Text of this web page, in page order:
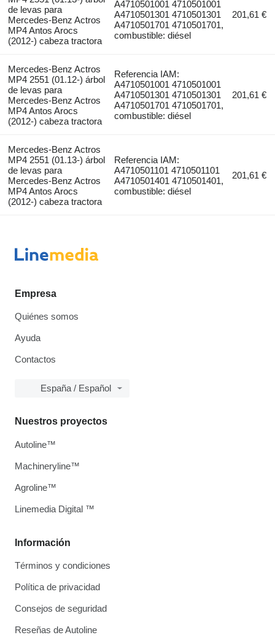
de levas para
Mercedes-Benz Actros
MP4 Antos Arocs
(2012-) cabeza tractora
A4710501001 4710501001
A4710501301 4710501301
A4710501701 4710501701,
combustible: diésel
201,61 €
Mercedes-Benz Actros
MP4 2551 (01.12-) árbol
de levas para
Mercedes-Benz Actros
MP4 Antos Arocs
(2012-) cabeza tractora
Referencia IAM:
A4710501001 4710501001
A4710501301 4710501301
A4710501701 4710501701,
combustible: diésel
201,61 €
Mercedes-Benz Actros
MP4 2551 (01.13-) árbol
de levas para
Mercedes-Benz Actros
MP4 Antos Arocs
(2012-) cabeza tractora
Referencia IAM:
A4710501101 4710501101
A4710501401 4710501401,
combustible: diésel
201,61 €
Empresa
Quiénes somos
Ayuda
Contactos
España / Español
Información
Términos y condiciones
Política de privacidad
Consejos de seguridad
Reseñas de Autoline
Nuestros proyectos
Autoline™
Machineryline™
Agroline™
Linemedia Digital ™